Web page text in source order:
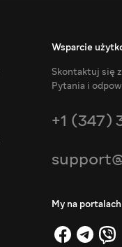
Wsparcie
Skontaktuj się
Pytania i
+1 (347)
My na